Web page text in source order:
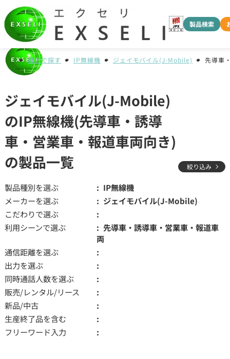
製品検索
種別で探す IP無線機 ジェイモバイル(J-Mobile) 先導車
ジェイモバイル(J-Mobile)
のIP無線機(先導車・誘導
車・営業車・報道車両向き)
の製品一覧
絞り込み
製品種別を選ぶ
IP無線機
メーカーを選ぶ
ジェイモバイル(J-Mobile)
こだわりで選ぶ
利用シーンで選ぶ
先導車・誘導車・営業車・報道車
両
通信距離を選ぶ
出力を選ぶ
同時通話人数を選ぶ
販売/レンタル/リース
新品/中古
生産終了品を含む
フリーワード入力